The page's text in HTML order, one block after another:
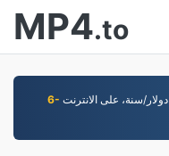
MP4.to
- شراء نطاقك من ٢ دوﻻر/سنة، على اﻻنترنت